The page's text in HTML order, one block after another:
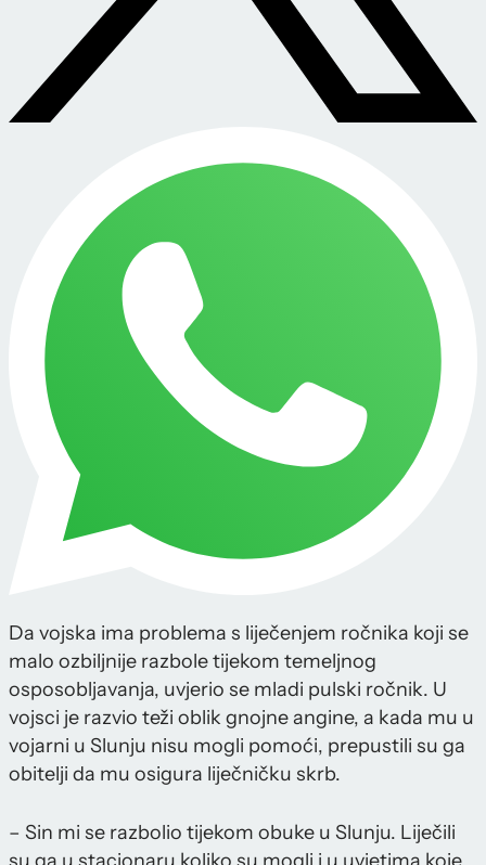
Da vojska ima problema s liječenjem ročnika koji se
malo ozbiljnije razbole tijekom temeljnog
osposobljavanja, uvjerio se mladi pulski ročnik. U
vojsci je razvio teži oblik gnojne angine, a kada mu u
vojarni u Slunju nisu mogli pomoći, prepustili su ga
obitelji da mu osigura liječničku skrb.
– Sin mi se razbolio tijekom obuke u Slunju. Liječili